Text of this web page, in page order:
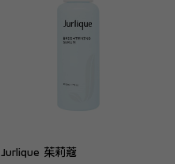
Jurlique 茱莉蔻